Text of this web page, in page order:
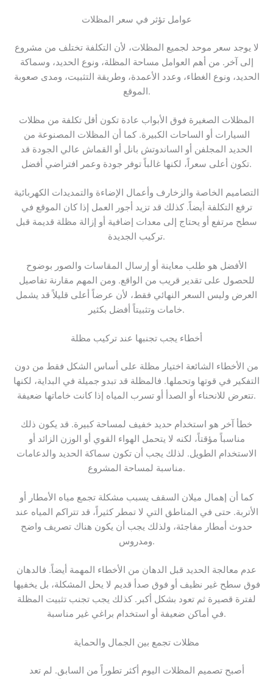
عوامل تؤثر في سعر المظلات
لا يوجد سعر موحد لجميع المظلات، لأن التكلفة تختلف من مشروع
إلى آخر. من أهم العوامل مساحة المظلة، ونوع الحديد، وسماكة
الحديد، ونوع الغطاء، وعدد الأعمدة، وطريقة التثبيت، ومدى صعوبة
الموقع.
المظلات الصغيرة فوق الأبواب عادة تكون أقل تكلفة من مظلات
السيارات أو الساحات الكبيرة. كما أن المظلات المصنوعة من
الحديد المجلفن أو الساندوتش بانل أو القماش عالي الجودة قد
تكون أعلى سعراً، لكنها غالباً توفر جودة وعمر افتراضي أفضل.
التصاميم الخاصة والزخارف وأعمال الإضاءة والتمديدات الكهربائية
ترفع التكلفة أيضاً. كذلك قد تزيد أجور العمل إذا كان الموقع في
سطح مرتفع أو يحتاج إلى معدات إضافية أو إزالة مظلة قديمة قبل
تركيب الجديدة.
الأفضل هو طلب معاينة أو إرسال المقاسات والصور بوضوح
للحصول على تقدير قريب من الواقع. ومن المهم مقارنة تفاصيل
العرض وليس السعر النهائي فقط، لأن عرضاً أعلى قليلاً قد يشمل
خامات وتثبيتاً أفضل بكثير.
أخطاء يجب تجنبها عند تركيب مظلة
من الأخطاء الشائعة اختيار مظلة على أساس الشكل فقط من دون
التفكير في قوتها وتحملها. فالمظلة قد تبدو جميلة في البداية، لكنها
تتعرض للانحناء أو الصدأ أو تسرب المياه إذا كانت خاماتها ضعيفة.
خطأ آخر هو استخدام حديد خفيف لمساحة كبيرة. قد يكون ذلك
مناسباً مؤقتاً، لكنه لا يتحمل الهواء القوي أو الوزن الزائد أو
الاستخدام الطويل. لذلك يجب أن تكون سماكة الحديد والدعامات
مناسبة لمساحة المشروع.
كما أن إهمال ميلان السقف يسبب مشكلة تجمع مياه الأمطار أو
الأتربة. حتى في المناطق التي لا تمطر كثيراً، قد تتراكم المياه عند
حدوث أمطار مفاجئة، ولذلك يجب أن يكون هناك تصريف واضح
ومدروس.
عدم معالجة الحديد قبل الدهان من الأخطاء المهمة أيضاً. فالدهان
فوق سطح غير نظيف أو فوق صدأ قديم لا يحل المشكلة، بل يخفيها
لفترة قصيرة ثم تعود بشكل أكبر. كذلك يجب تجنب تثبيت المظلة
في أماكن ضعيفة أو استخدام براغي غير مناسبة.
مظلات تجمع بين الجمال والحماية
أصبح تصميم المظلات اليوم أكثر تطوراً من السابق. لم تعد